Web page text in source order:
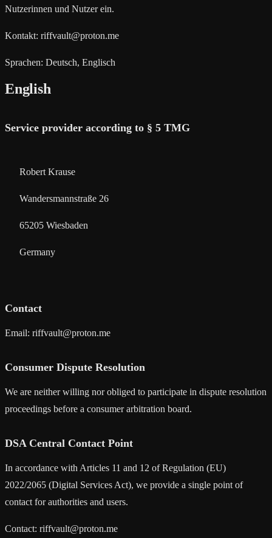
Nutzerinnen und Nutzer ein.
Kontakt: riffvault@proton.me
Sprachen: Deutsch, Englisch
English
Service provider according to § 5 TMG
Robert Krause
Wandersmannstraße 26
65205 Wiesbaden
Germany
Contact
Email: riffvault@proton.me
Consumer Dispute Resolution
We are neither willing nor obliged to participate in dispute resolution
proceedings before a consumer arbitration board.
DSA Central Contact Point
In accordance with Articles 11 and 12 of Regulation (EU)
2022/2065 (Digital Services Act), we provide a single point of
contact for authorities and users.
Contact: riffvault@proton.me